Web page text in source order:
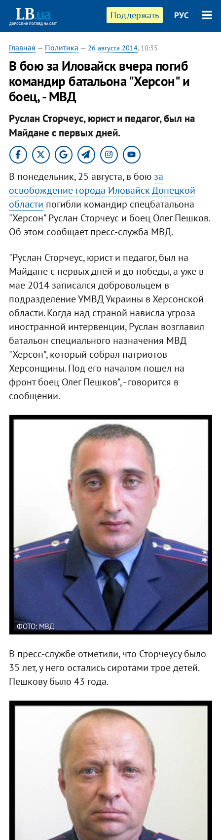
Поддержать РУС
Главная — Политика — 26 августа 2014, 10:35
В бою за Иловайск вчера погиб
командир батальона "Херсон" и
боец, - МВД
Руслан Сторчеус, юрист и педагог, был на
Майдане с первых дней.
В понедельник, 25 августа, в бою за
освобождение города Иловайск Донецкой
области погибли командир спецбатальона
"Херсон" Руслан Сторчеус и боец Олег Пешков.
Об этом сообщает пресс-служба МВД.
"Руслан Сторчеус, юрист и педагог, был на
Майдане с первых дней и до победы, а уже в
мае 2014 записался добровольцем в
подразделение УМВД Украины в Херсонской
области. Когда над страной нависла угроза
иностранной интервенции, Руслан возглавил
батальон специального назначения МВД
"Херсон", который собрал патриотов
Херсонщины. Под его началом пошел на
фронт боец Олег Пешков", - говорится в
сообщении.
ФОТО: МВД
В пресс-службе отметили, что Сторчеусу было
35 лет, у него остались сиротами трое детей.
Пешкову было 43 года.